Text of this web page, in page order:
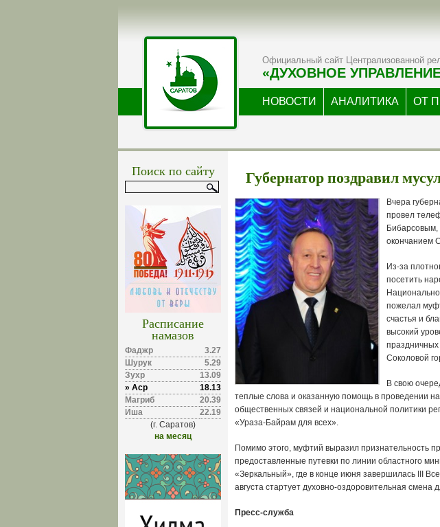
Официальный сайт Централизованной
«ДУХОВНОЕ
НОВОСТИ АНАЛИТИКА ОТ
Поиск по сайту
Расписание
намазов
Фаджр
3.27
Шурук
5.29
Зухр
13.09
» Аср
18.13
Магриб
20.39
Иша
22.19
(г. Саратов)
на месяц
Губернатор поздравил
Вчера
провел
Бибарсовым,
окончанием
Из-за
посетить
пожелал
счастья и
высокий
Соколовой
В свою
теплые слова и оказанную помощь в проведении
общественных связей и национальной политики
«Ураза-Байрам для всех».
Помимо этого, муфтий выразил признательность
предоставленные путевки по линии областного
«Зеркальный», где в конце июня завершилась III
августа стартует духовно-оздоровительная смена
Пресс-служба